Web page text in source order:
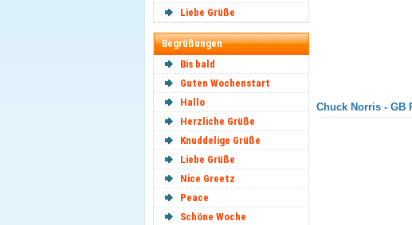
Liebe Grüße
Begrüßungen
Bis bald
Guten Wochenstart
Hallo
Herzliche Grüße
Knuddelige Grüße
Liebe Grüße
Nice Greetz
Peace
Schöne Woche
Chuck Norris - GB